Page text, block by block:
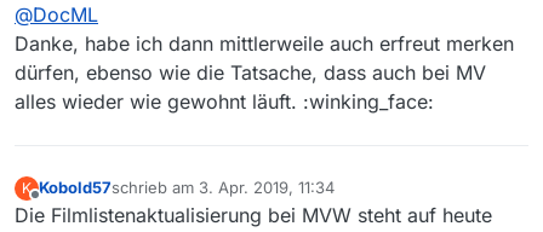
@DocML
Danke, habe ich dann mittlerweile auch erfreut merken
dürfen, ebenso wie die Tatsache, dass auch bei MV
alles wieder wie gewohnt läuft. :winking_face:
K
Offline
Kobold57schrieb am 3. Apr. 2019, 11:34
zuletzt editiert von
Die Filmlistenaktualisierung bei MVW steht auf heute